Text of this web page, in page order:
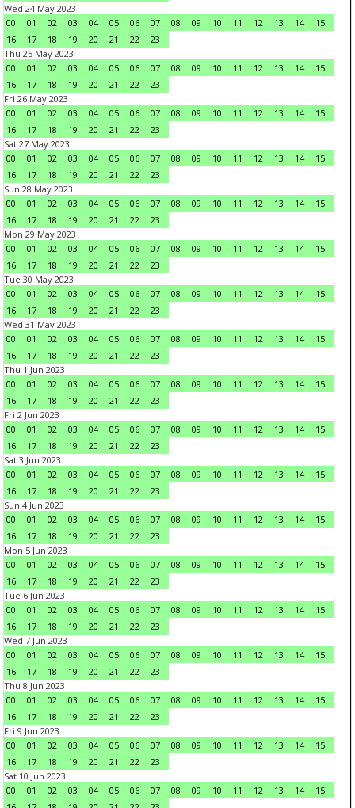
Wed 24 May 2023
00
01 02 03 04 05 06 07 08 09 10 11 12 13 14
15
16
17 18 19 20 21 22
23
Thu 25 May 2023
00
01 02 03 04 05 06 07 08 09 10 11 12 13 14
15
16
17 18 19 20 21 22
23
Fri 26 May 2023
00
01 02 03 04 05 06 07 08 09 10 11 12 13 14
15
16
17 18 19 20 21 22
23
Sat 27 May 2023
00
01 02 03 04 05 06 07 08 09 10 11 12 13 14
15
16
17 18 19 20 21 22
23
Sun 28 May 2023
00
01 02 03 04 05 06 07 08 09 10 11 12 13 14
15
16
17 18 19 20 21 22
23
Mon 29 May 2023
00
01 02 03 04 05 06 07 08 09 10 11 12 13 14
15
16
17 18 19 20 21 22
23
Tue 30 May 2023
00
01 02 03 04 05 06 07 08 09 10 11 12 13 14
15
16
17 18 19 20 21 22
23
Wed 31 May 2023
00
01 02 03 04 05 06 07 08 09 10 11 12 13 14
15
16
17 18 19 20 21 22
23
Thu 1 Jun 2023
00
01 02 03 04 05 06 07 08 09 10 11 12 13 14
15
16
17 18 19 20 21 22
23
Fri 2 Jun 2023
00
01 02 03 04 05 06 07 08 09 10 11 12 13 14
15
16
17 18 19 20 21 22
23
Sat 3 Jun 2023
00
01 02 03 04 05 06 07 08 09 10 11 12 13 14
15
16
17 18 19 20 21 22
23
Sun 4 Jun 2023
00
01 02 03 04 05 06 07 08 09 10 11 12 13 14
15
16
17 18 19 20 21 22
23
Mon 5 Jun 2023
00
01 02 03 04 05 06 07 08 09 10 11 12 13 14
15
16
17 18 19 20 21 22
23
Tue 6 Jun 2023
00
01 02 03 04 05 06 07 08 09 10 11 12 13 14
15
16
17 18 19 20 21 22
23
Wed 7 Jun 2023
00
01 02 03 04 05 06 07 08 09 10 11 12 13 14
15
16
17 18 19 20 21 22
23
Thu 8 Jun 2023
00
01 02 03 04 05 06 07 08 09 10 11 12 13 14
15
16
17 18 19 20 21 22
23
Fri 9 Jun 2023
00
01 02 03 04 05 06 07 08 09 10 11 12 13 14
15
16
17 18 19 20 21 22
23
Sat 10 Jun 2023
00
01 02 03 04 05 06 07 08 09 10 11 12 13 14
15